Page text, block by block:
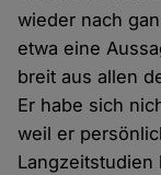
wieder nach
etwa eine
breit aus allen
Er habe sich
weil er
Langzeitstudien